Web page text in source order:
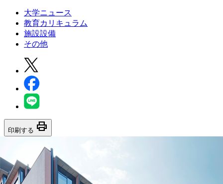
大学ニュース
教育カリキュラム
施設設備
その他
印刷する print